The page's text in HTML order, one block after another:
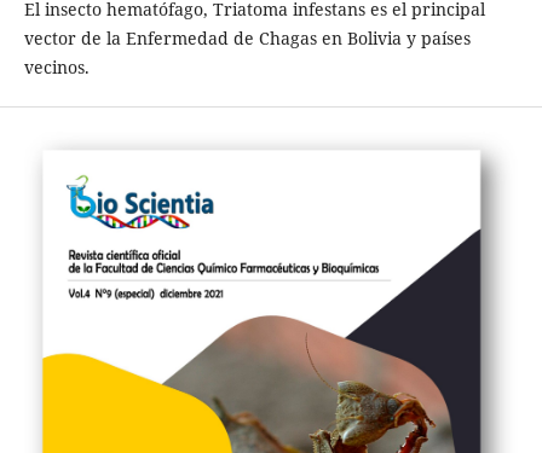
El insecto hematófago, Triatoma infestans es el principal
vector de la Enfermedad de Chagas en Bolivia y países
vecinos.